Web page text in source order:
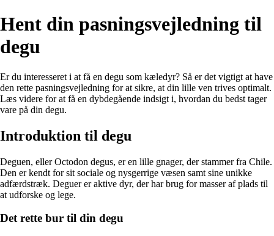
Hent din pasningsvejledning til
degu
Er du interesseret i at få en degu som kæledyr? Så er det vigtigt at have
den rette pasningsvejledning for at sikre, at din lille ven trives optimalt.
Læs videre for at få en dybdegående indsigt i, hvordan du bedst tager
vare på din degu.
Introduktion til degu
Deguen, eller Octodon degus, er en lille gnager, der stammer fra Chile.
Den er kendt for sit sociale og nysgerrige væsen samt sine unikke
adfærdstræk. Deguer er aktive dyr, der har brug for masser af plads til
at udforske og lege.
Det rette bur til din degu